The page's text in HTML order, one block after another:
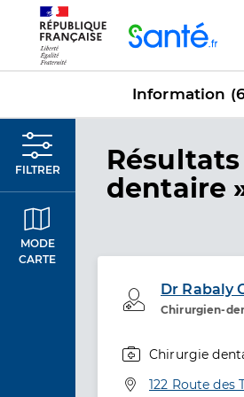
Information (
FILTRER
MODE
CARTE
Résultats
dentaire
Dr Rabaly
Chirurgien-
Chirurgie
Adresse
122 Route des
Panneau de gestion des cookies